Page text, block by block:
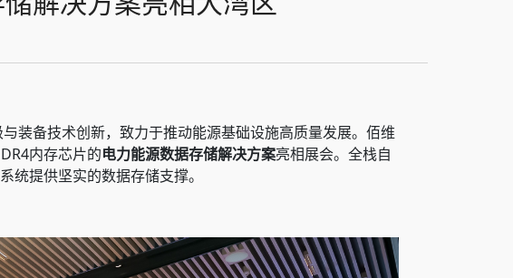
装备技术创新，致力于推动能源基础设施高质量发展。佰维
内存芯片的电力能源数据存储解决方案亮相展会。全栈自
统提供坚实的数据存储支撑。